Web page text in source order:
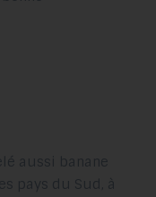
aussi banane
pays du Sud, à